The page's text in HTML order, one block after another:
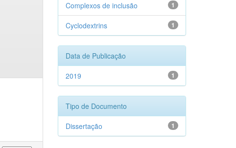
1
Complexos de inclusão
1
Cyclodextrins
Data de Publicação
1
2019
Tipo de Documento
1
Dissertação